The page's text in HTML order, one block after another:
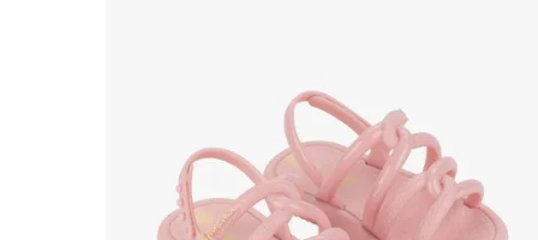
tênis masculino
5º bota
6º sandalia